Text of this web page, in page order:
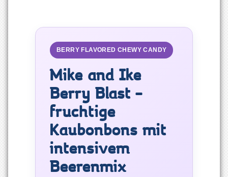
BERRY FLAVORED CHEWY CANDY
Mike and Ike
Berry Blast –
fruchtige
Kaubonbons mit
intensivem
Beerenmix